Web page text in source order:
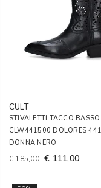
CULT
STIVALETTI TACCO BASSO
CLW441500 DOLORES
DONNA NERO
€ 185,00 € 111,00